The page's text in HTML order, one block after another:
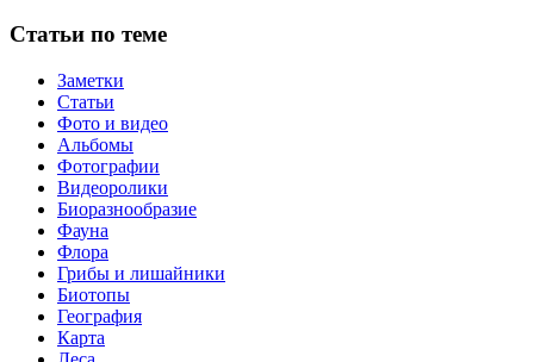
Статьи по теме
Заметки
Статьи
Фото и видео
Альбомы
Фотографии
Видеоролики
Биоразнообразие
Фауна
Флора
Грибы и лишайники
Биотопы
География
Карта